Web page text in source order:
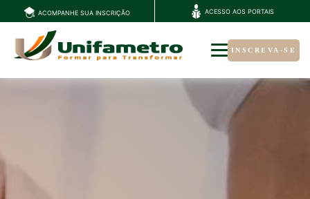
ACOMPANHE SUA INSCRIÇÃO ACESSO AOS PORTAIS
INSCREVA-SE